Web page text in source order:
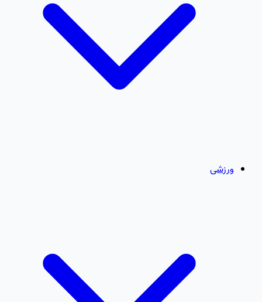
ورزشی